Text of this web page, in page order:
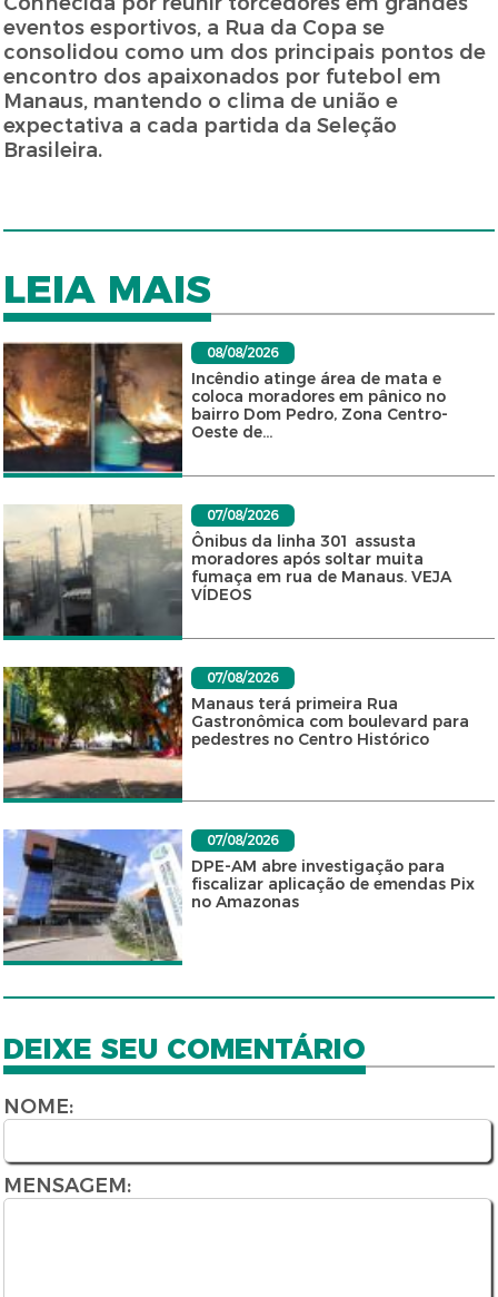
eventos esportivos, a Rua da Copa se
consolidou como um dos principais pontos de
encontro dos apaixonados por futebol em
Manaus, mantendo o clima de união e
expectativa a cada partida da Seleção
Brasileira.
LEIA MAIS
08/08/2026
Incêndio atinge área de mata e
coloca moradores em pânico no
bairro Dom Pedro, Zona Centro-
Oeste de...
07/08/2026
Ônibus da linha 301 assusta
moradores após soltar muita
fumaça em rua de Manaus. VEJA
VÍDEOS
07/08/2026
Manaus terá primeira Rua
Gastronômica com boulevard para
pedestres no Centro Histórico
07/08/2026
DPE-AM abre investigação para
fiscalizar aplicação de emendas Pix
no Amazonas
DEIXE SEU COMENTÁRIO
NOME:
MENSAGEM: